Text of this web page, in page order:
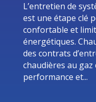
L’entretien de
est une étape clé
confortable et
énergétiques.
des contrats
chaudières au
performance et...